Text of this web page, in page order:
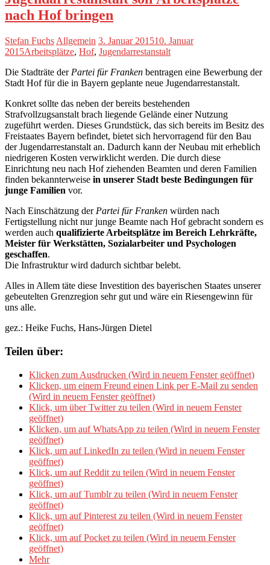
nach Hof bringen
Stefan Fuchs Allgemein 3. Januar 201510. Januar
2015Arbeitsplätze, Hof, Jugendarrestanstalt
Die Stadträte der Partei für Franken bentragen eine Bewerbung der
Stadt Hof für die in Bayern geplante neue Jugendarrestanstalt.
Konkret sollte das neben der bereits bestehenden
Strafvollzugsanstalt brach liegende Gelände einer Nutzung
zugeführt werden. Dieses Grundstück, das sich bereits im Besitz des
Freistaates Bayern befindet, bietet sich hervorragend für den Bau
der Jugendarrestanstalt an. Dadurch kann der Neubau mit erheblich
niedrigeren Kosten verwirklicht werden. Die durch diese
Einrichtung neu nach Hof ziehenden Beamten und deren Familien
finden bekannterweise in unserer Stadt beste Bedingungen für
junge Familien vor.
Nach Einschätzung der Partei für Franken würden nach
Fertigstellung nicht nur junge Beamte nach Hof gebracht sondern es
werden auch qualifizierte Arbeitsplätze im Bereich Lehrkräfte,
Meister für Werkstätten, Sozialarbeiter und Psychologen
geschaffen.
Die Infrastruktur wird dadurch sichtbar belebt.
Alles in Allem täte diese Investition des bayerischen Staates unserer
gebeutelten Grenzregion sehr gut und wäre ein Riesengewinn für
uns alle.
gez.: Heike Fuchs, Hans-Jürgen Dietel
Teilen über:
Klicken zum Ausdrucken (Wird in neuem Fenster geöffnet)
Klicken, um einem Freund einen Link per E-Mail zu senden
(Wird in neuem Fenster geöffnet)
Klick, um über Twitter zu teilen (Wird in neuem Fenster
geöffnet)
Klicken, um auf WhatsApp zu teilen (Wird in neuem Fenster
geöffnet)
Klick, um auf LinkedIn zu teilen (Wird in neuem Fenster
geöffnet)
Klick, um auf Reddit zu teilen (Wird in neuem Fenster
geöffnet)
Klick, um auf Tumblr zu teilen (Wird in neuem Fenster
geöffnet)
Klick, um auf Pinterest zu teilen (Wird in neuem Fenster
geöffnet)
Klick, um auf Pocket zu teilen (Wird in neuem Fenster
geöffnet)
Mehr